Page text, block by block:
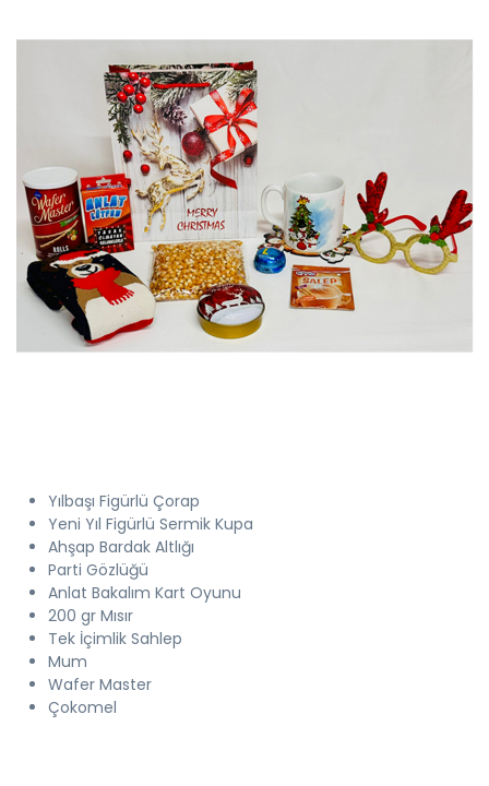
Yılbaşı Figürlü Çorap
Yeni Yıl Figürlü Sermik Kupa
Ahşap Bardak Altlığı
Parti Gözlüğü
Anlat Bakalım Kart Oyunu
200 gr Mısır
Tek İçimlik Sahlep
Mum
Wafer Master
Çokomel